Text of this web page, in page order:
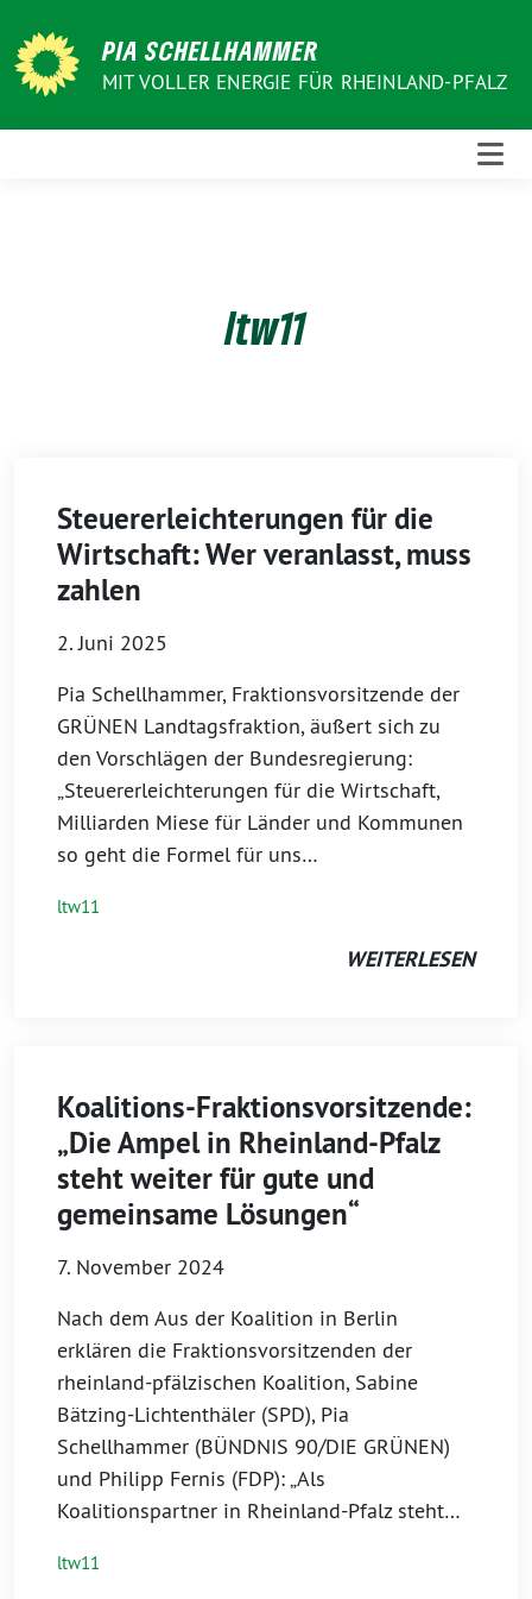
zum
Inhalt
PIA SCHELLHAMMER
MIT VOLLER ENERGIE FÜR RHEINLAND-PFALZ
ltw11
Steuererleichterungen für die
Wirtschaft: Wer veranlasst, muss
zahlen
2. Juni 2025
Pia Schellhammer, Fraktionsvorsitzende der
GRÜNEN Landtagsfraktion, äußert sich zu
den Vorschlägen der Bundesregierung:
„Steuererleichterungen für die Wirtschaft,
Milliarden Miese für Länder und Kommunen
so geht die Formel für uns…
ltw11
WEITERLESEN
Koalitions-Fraktionsvorsitzende:
„Die Ampel in Rheinland-Pfalz
steht weiter für gute und
gemeinsame Lösungen“
7. November 2024
Nach dem Aus der Koalition in Berlin
erklären die Fraktionsvorsitzenden der
rheinland-pfälzischen Koalition, Sabine
Bätzing-Lichtenthäler (SPD), Pia
Schellhammer (BÜNDNIS 90/DIE GRÜNEN)
und Philipp Fernis (FDP): „Als
Koalitionspartner in Rheinland-Pfalz steht…
ltw11